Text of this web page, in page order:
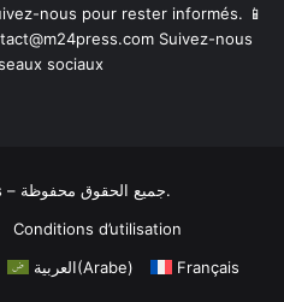
nous pour rester informés. 📱
Suivez-nous
sociaux
© 2026 M24 Press – جميع الحقوق محفوظة.
Conditions d’utilisation
العربية(Arabe) Français